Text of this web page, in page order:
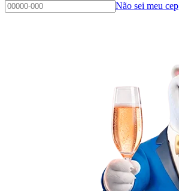
Não sei meu cep